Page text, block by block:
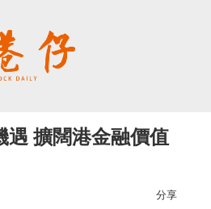
遇 擴闊港金融價值
分享